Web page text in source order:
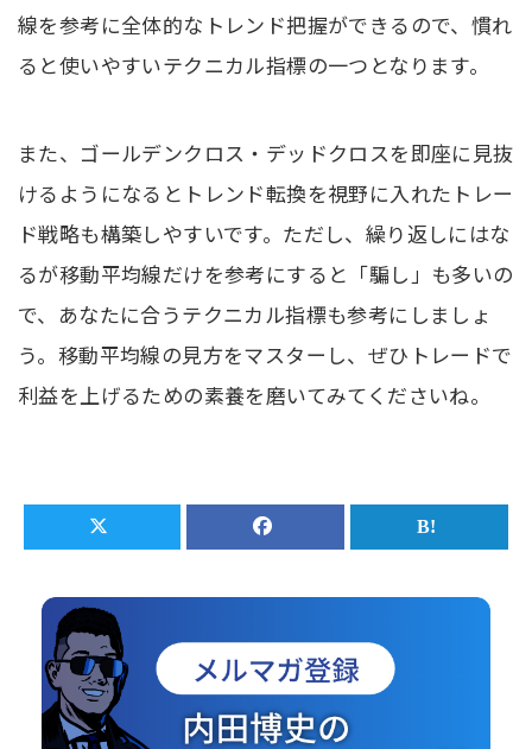
線を参考に全体的なトレンド把握ができるので、慣れ
ると使いやすいテクニカル指標の一つとなります。
また、ゴールデンクロス・デッドクロスを即座に見抜
けるようになるとトレンド転換を視野に入れたトレー
ド戦略も構築しやすいです。ただし、繰り返しにはな
るが移動平均線だけを参考にすると「騙し」も多いの
で、あなたに合うテクニカル指標も参考にしましょ
う。移動平均線の見方をマスターし、ぜひトレードで
利益を上げるための素養を磨いてみてくださいね。